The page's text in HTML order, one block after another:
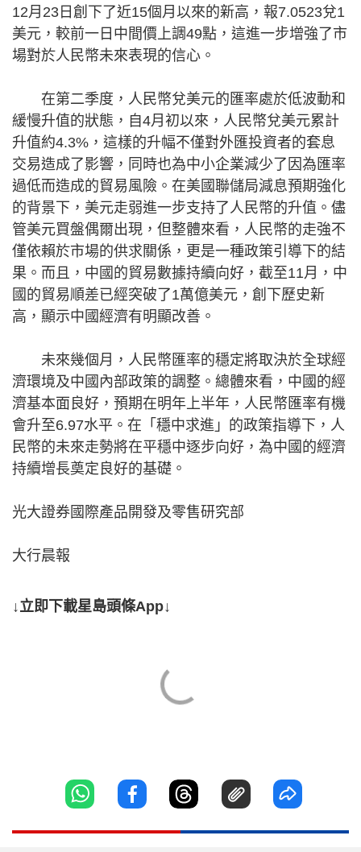
12月23日創下了近15個月以來的新高，報7.0523兌1
美元，較前一日中間價上調49點，這進一步增強了市
場對於人民幣未來表現的信心。
在第二季度，人民幣兌美元的匯率處於低波動和
緩慢升值的狀態，自4月初以來，人民幣兌美元累計
升值約4.3%，這樣的升幅不僅對外匯投資者的套息
交易造成了影響，同時也為中小企業減少了因為匯率
過低而造成的貿易風險。在美國聯儲局減息預期強化
的背景下，美元走弱進一步支持了人民幣的升值。儘
管美元買盤偶爾出現，但整體來看，人民幣的走強不
僅依賴於市場的供求關係，更是一種政策引導下的結
果。而且，中國的貿易數據持續向好，截至11月，中
國的貿易順差已經突破了1萬億美元，創下歷史新
高，顯示中國經濟有明顯改善。
未來幾個月，人民幣匯率的穩定將取決於全球經
濟環境及中國內部政策的調整。總體來看，中國的經
濟基本面良好，預期在明年上半年，人民幣匯率有機
會升至6.97水平。在「穩中求進」的政策指導下，人
民幣的未來走勢將在平穩中逐步向好，為中國的經濟
持續增長奠定良好的基礎。
光大證券國際產品開發及零售研究部
大行晨報
↓立即下載星島頭條App↓